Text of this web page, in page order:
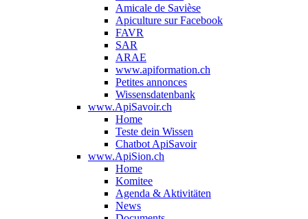
Amicale de Savièse
Apiculture sur Facebook
FAVR
SAR
ARAE
www.apiformation.ch
Petites annonces
Wissensdatenbank
www.ApiSavoir.ch
Home
Teste dein Wissen
Chatbot ApiSavoir
www.ApiSion.ch
Home
Komitee
Agenda & Aktivitäten
News